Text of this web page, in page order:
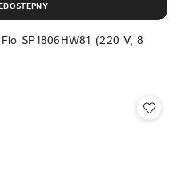
SP1806HW81 (220 V, 8